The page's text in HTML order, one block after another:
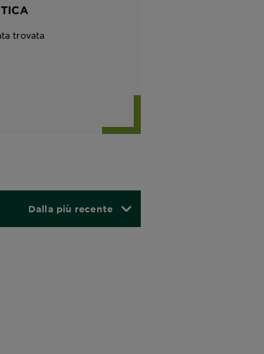
trovata
Dalla più recente